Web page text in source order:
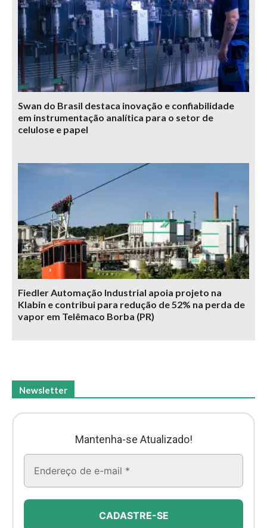
Swan do Brasil destaca inovação e confiabilidade
em instrumentação analítica para o setor de
celulose e papel
Fiedler Automação Industrial apoia projeto na
Klabin e contribui para redução de 52% na perda de
vapor em Telêmaco Borba (PR)
Newsletter
Mantenha-se Atualizado!